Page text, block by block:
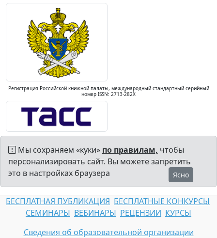
Регистрация Российской книжной палаты, международный стандартный серийный
номер ISSN: 2713-282X
Мы сохраняем «куки» по правилам, чтобы
персонализировать сайт. Вы можете запретить
это в настройках браузера
Ясно
БЕСПЛАТНАЯ ПУБЛИКАЦИЯ БЕСПЛАТНЫЕ КОНКУРСЫ
СЕМИНАРЫ ВЕБИНАРЫ РЕЦЕНЗИИ КУРСЫ
Сведения об образовательной организации